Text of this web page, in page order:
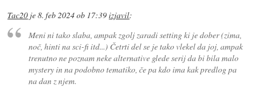
Tac20 je8. feb 2024 ob 17:39izjavil:
Meni ni tako slaba, ampak zgolj zaradi setting ki je dober (zima,
noč, hinti na sci-fi itd...) Četrti del se je tako vlekel da joj, ampak
trenutno ne poznam neke alternative glede serij da bi bila malo
mystery in na podobno tematiko, če pa kdo ima kak predlog pa
na dan z njem.